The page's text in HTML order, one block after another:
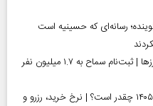
گوینده؛ رسانه‌ای که حسینیه است
آغاز رسمی برنامه‌های اربعین ۱۴۰۵ در مرز‌ها | ثبت‌نام سماح به ۱.۷ میلیون نفر
قیمت قبر در بهشت زهرا (س) در سال ۱۴۰۵ چقدر است؟ | نرخ خرید، رزرو و